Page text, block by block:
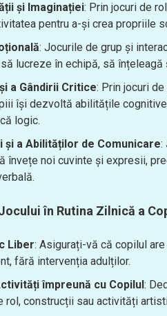
și Imaginației: Prin jocuri de
pentru a-și crea propriile
: Jocurile de grup și
lucreze în echipă, să
a Gândirii Critice: Prin jocuri
își dezvoltă abilitățile
logic.
și a Abilităților de Comunicare:
învețe noi cuvinte și expresii,
în Rutina Zilnică a
Liber: Asigurați-vă că copilul
fără intervenția adulților.
împreună cu Copilul:
rol, construcții sau activități